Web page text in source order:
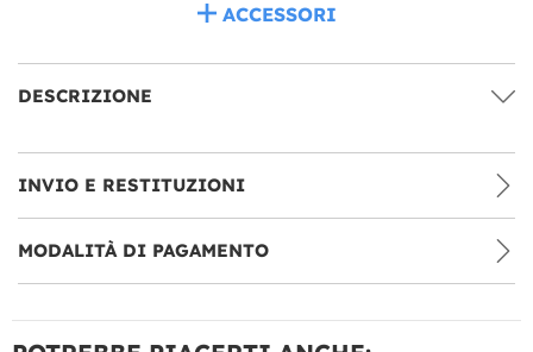
ACCESSORI
DESCRIZIONE
INVIO E RESTITUZIONI
MODALITÀ DI PAGAMENTO